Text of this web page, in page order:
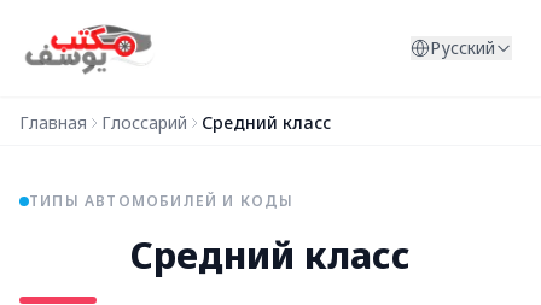
Русский
Главная Глоссарий Средний класс
ТИПЫ АВТОМОБИЛЕЙ И КОДЫ
Средний класс